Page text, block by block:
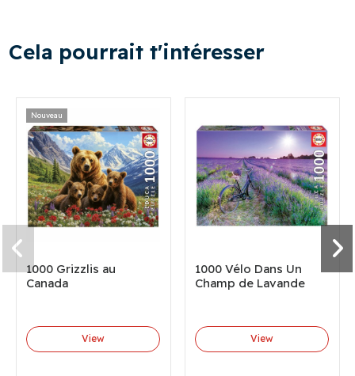
Cela pourrait t'intéresser
Nouveau
1000 Grizzlis au
Canada
View
1000 Vélo Dans Un
Champ de Lavande
View